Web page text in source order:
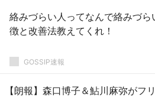
絡みづらい人ってなんで絡みづら
徴と改善法教えてくれ！
GOSSIP速報
【朗報】森口博子＆鮎川麻弥が